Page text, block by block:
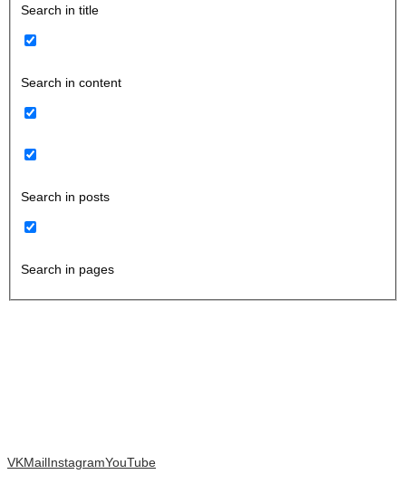
Search in title
Search in content
Search in posts
Search in pages
VKMailInstagramYouTube